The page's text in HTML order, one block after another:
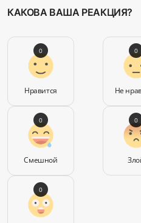
КАКОВА ВАША РЕАКЦИЯ?
Нравится
0
Не
0
Смешной
0 0
0